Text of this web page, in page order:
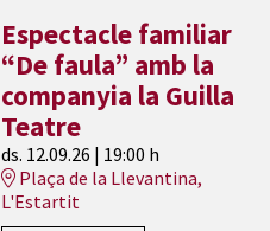
Espectacle familiar
“De faula” amb la
companyia la Guilla
Teatre
ds. 12.09.26 | 19:00 h
Plaça de la Llevantina,
L'Estartit